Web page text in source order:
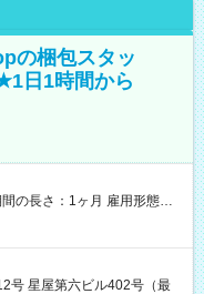
の梱包スタッ
日1時間から
の長さ：1ヶ月 雇用形態、
号 星屋第六ビル402号（最